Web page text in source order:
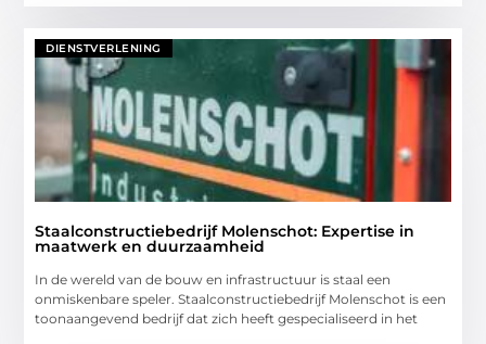
DIENSTVERLENING
Staalconstructiebedrijf Molenschot: Expertise in
maatwerk en duurzaamheid
In de wereld van de bouw en infrastructuur is staal een
onmiskenbare speler. Staalconstructiebedrijf Molenschot is een
toonaangevend bedrijf dat zich heeft gespecialiseerd in het